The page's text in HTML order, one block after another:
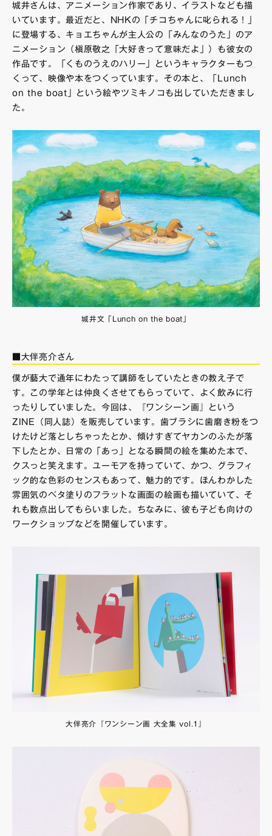
城井さんは、アニメーション作家であり、イラストなども描
いています。最近だと、NHKの「チコちゃんに叱られる！」
に登場する、キョエちゃんが主人公の「みんなのうた」のア
ニメーション（槇原敬之「大好きって意味だよ」）も彼女の
作品です。「くものうえのハリー」というキャラクターもつ
くって、映像や本をつくっています。その本と、「Lunch
on the boat」という絵やツミキノコも出していただきまし
た。
城井文「Lunch on the boat」
■大伴亮介さん
僕が藝大で通年にわたって講師をしていたときの教え子で
す。この学年とは仲良くさせてもらっていて、よく飲みに行
ったりしていました。今回は、『ワンシーン画』という
ZINE（同人誌）を販売しています。歯ブラシに歯磨き粉をつ
けたけど落としちゃったとか、傾けすぎてヤカンのふたが落
下したとか、日常の「あっ」となる瞬間の絵を集めた本で、
クスっと笑えます。ユーモアを持っていて、かつ、グラフィ
ック的な色彩のセンスもあって、魅力的です。ほんわかした
雰囲気のベタ塗りのフラットな画面の絵画も描いていて、そ
れも数点出してもらいました。ちなみに、彼も子ども向けの
ワークショップなどを開催しています。
大伴亮介『ワンシーン画 大全集 vol.1』